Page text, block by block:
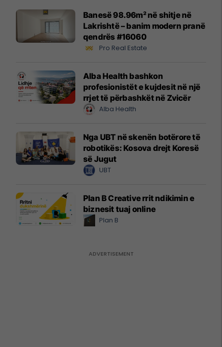
Banesë 98.96m² në shitje në
Lakrishtë – banim modern pranë
qendrës #16060
Pro Real Estate
Alba Health bashkon
profesionistët e kujdesit në një
rrjet të përbashkët në Zvicër
Alba Health
Nga UBT në skenën botërore të
robotikës: Kosova drejt Koresë
së Jugut
UBT
Plan B Creative rrit ndikimin e
biznesit tuaj online
Plan B